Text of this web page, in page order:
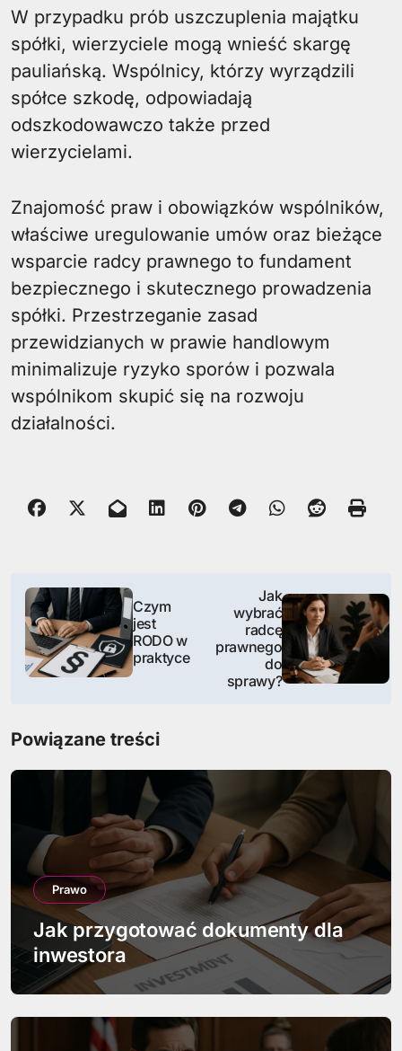
W przypadku prób uszczuplenia majątku
spółki, wierzyciele mogą wnieść skargę
pauliańską. Wspólnicy, którzy wyrządzili
spółce szkodę, odpowiadają
odszkodowawczo także przed
wierzycielami.
Znajomość praw i obowiązków wspólników,
właściwe uregulowanie umów oraz bieżące
wsparcie radcy prawnego to fundament
bezpiecznego i skutecznego prowadzenia
spółki. Przestrzeganie zasad
przewidzianych w prawie handlowym
minimalizuje ryzyko sporów i pozwala
wspólnikom skupić się na rozwoju
działalności.
N
w
g
a
a
p
i
s
Czym
jest
RODO w
praktyce
Jak
wybrać
radcę
prawnego
do
sprawy?
Powiązane treści
Prawo
Jak przygotować dokumenty dla
inwestora